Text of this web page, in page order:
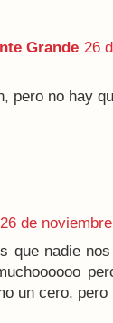
Grande 26
pero no hay
26 de
que nadie
un cero,